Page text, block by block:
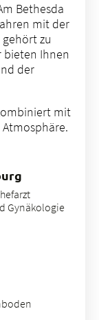
Bethesda
mit der
zu
bieten Ihnen
der
mit
Gynäkologie